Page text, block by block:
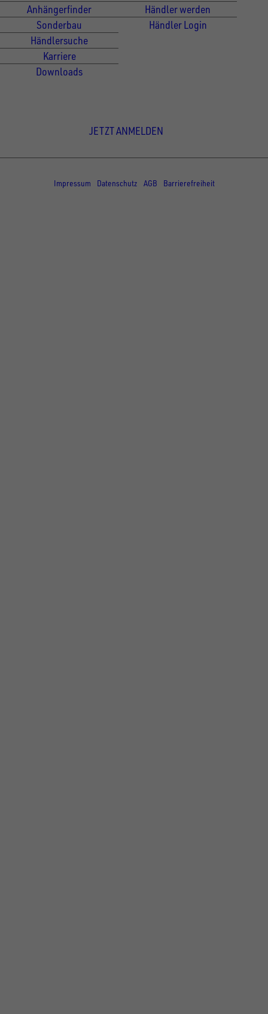
Anhängerfinder
Sonderbau
Händlersuche
Karriere
Downloads
Händler werden
Händler Login
JETZT ANMELDEN
Impressum
Datenschutz AGB Barrierefreiheit